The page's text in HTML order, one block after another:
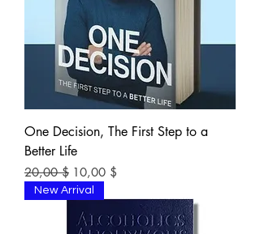
One Decision, The First Step to a
Better Life
Обычная цена
20,00 $ Цена со скидкой
10,00 $
New Arrival